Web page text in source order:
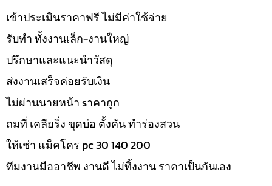
เข้าประเมินราคาฟรี ไม่มีค่าใช้จ่าย
รับทำ ทั้งงานเล็ก-งานใหญ่
ปรึกษาและแนะนำวัสดุ
ส่งงานเสร็จค่อยรับเงิน
ไม่ผ่านนายหน้า sาคาถูก
ถมที่ เคลียริ่ง ขุดบ่อ ตั้งคัน ทำร่องสวน
ให้เช่า แม็คโคร pc 30 140 200
ทีมงานมืออาชีพ งานดี ไม่ทิ้งงาน ราคาเป็นกันเอง